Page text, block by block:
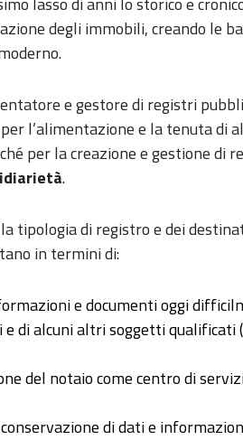
degli immobili, creando le
e gestore di registri
l’alimentazione e la tenuta di
per la creazione e gestione di
.
tipologia di registro e dei
in termini di:
e documenti oggi
di alcuni altri soggetti qualificati
del notaio come centro di
di dati e